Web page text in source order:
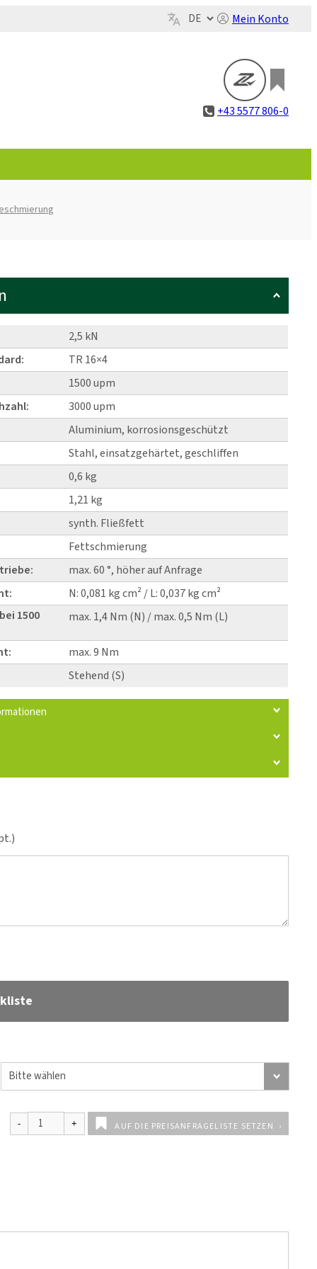
Mein Konto
+43 5577 806-0
2,5 kN
TR 16×4
1500 upm
3000 upm
Aluminium, korrosionsgeschützt
Stahl, einsatzgehärtet, geschliffen
0,6 kg
1,21 kg
synth. Fließfett
Fettschmierung
max. 60 °, höher auf Anfrage
N: 0,081 kg cm² / L: 0,037 kg cm²
1500
max. 1,4 Nm (N) / max. 0,5 Nm (L)
max. 9 Nm
Stehend (S)
AUF DIE PREISANFRAGELISTE SETZEN